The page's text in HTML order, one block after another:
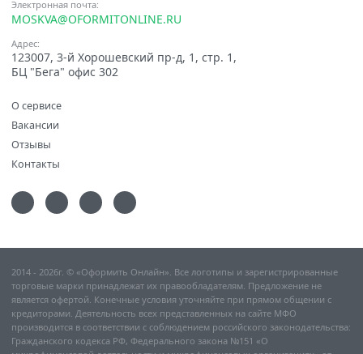
Электронная почта:
MOSKVA@OFORMITONLINE.RU
Адрес:
123007, 3-й Хорошевский пр-д, 1, стр. 1,
БЦ "Бега" офис 302
О сервисе
Вакансии
Отзывы
Контакты
2014 - 2026г. © «Оформить Онлайн». Все логотипы и зарегистрированные
торговые марки принадлежат их правообладателям. Предложение не
является офертой. Конечные условия уточняйте при прямом общении с
кредиторами. Деятельность всех представленных на сайте МФО
производится в соответствии с соблюдением российского законодательства:
Гражданского кодекса РФ, Федерального закона №151 «О